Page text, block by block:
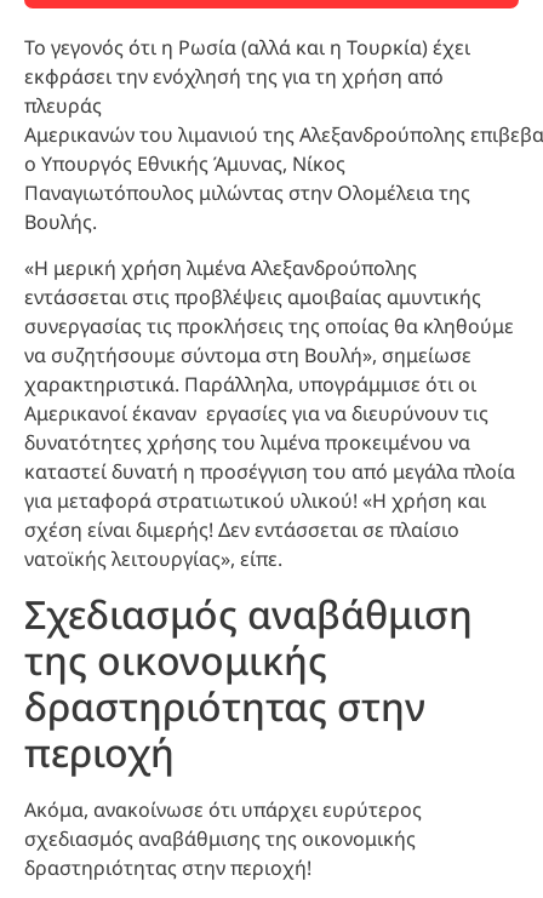
Το γεγονός ότι η Ρωσία (αλλά και η Τουρκία) έχει
εκφράσει την ενόχλησή της για τη χρήση από
πλευράς
Αμερικανών του λιμανιού της Αλεξανδρούπολης
ο Υπουργός Εθνικής Άμυνας, Νίκος
Παναγιωτόπουλος μιλώντας στην Ολομέλεια της
Βουλής.
«Η μερική χρήση λιμένα Αλεξανδρούπολης
εντάσσεται στις προβλέψεις αμοιβαίας αμυντικής
συνεργασίας τις προκλήσεις της οποίας θα κληθούμε
να συζητήσουμε σύντομα στη Βουλή», σημείωσε
χαρακτηριστικά. Παράλληλα, υπογράμμισε ότι οι
Αμερικανοί έκαναν εργασίες για να διευρύνουν τις
δυνατότητες χρήσης του λιμένα προκειμένου να
καταστεί δυνατή η προσέγγιση του από μεγάλα πλοία
για μεταφορά στρατιωτικού υλικού! «Η χρήση και
σχέση είναι διμερής! Δεν εντάσσεται σε πλαίσιο
νατοϊκής λειτουργίας», είπε.
Σχεδιασμός αναβάθμιση
της οικονομικής
δραστηριότητας στην
περιοχή
Ακόμα, ανακοίνωσε ότι υπάρχει ευρύτερος
σχεδιασμός αναβάθμισης της οικονομικής
δραστηριότητας στην περιοχή!